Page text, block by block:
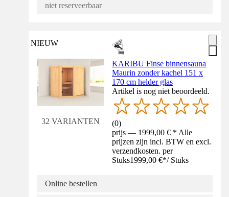
niet reserveerbaar
NIEUW
32 VARIANTEN
KARIBU Finse binnensauna
Maurin zonder kachel 151 x
170 cm helder glas
Artikel is nog niet beoordeeld.
(0)
prijs — 1999,00 € * Alle
prijzen zijn incl. BTW en excl.
verzendkosten. per
Stuks1999,00 €*/ Stuks
Online bestellen